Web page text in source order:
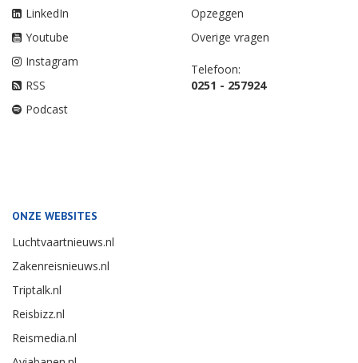
LinkedIn
Youtube
Instagram
RSS
Podcast
Opzeggen
Overige vragen
Telefoon:
0251 - 257924
ONZE WEBSITES
Luchtvaartnieuws.nl
Zakenreisnieuws.nl
Triptalk.nl
Reisbizz.nl
Reismedia.nl